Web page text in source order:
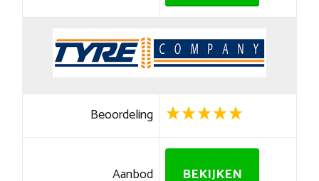
Beoordeling
Aanbod BEKIJKEN